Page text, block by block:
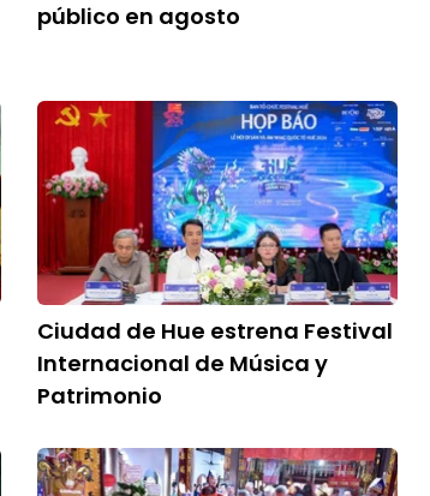
público en agosto
Ciudad de Hue estrena Festival
Internacional de Música y
Patrimonio